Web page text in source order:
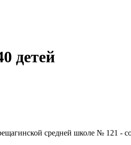
детей
средней школе № 121 -